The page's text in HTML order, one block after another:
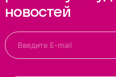
новостей